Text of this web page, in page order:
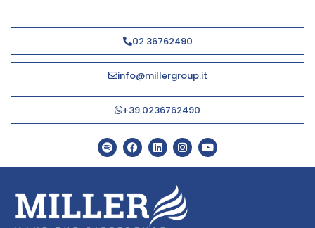
02 36762490
info@millergroup.it
+39 0236762490